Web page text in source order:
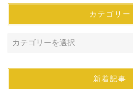
カテゴリー
新着記事